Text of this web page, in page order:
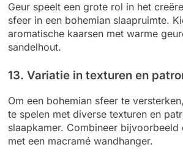
Geur speelt een grote rol in het
sfeer in een bohemian slaapruimte.
aromatische kaarsen met warme
sandelhout.
13. Variatie in texturen en
Om een bohemian sfeer te
te spelen met diverse texturen en
slaapkamer. Combineer bijvoorbeeld
met een macramé wandhanger.